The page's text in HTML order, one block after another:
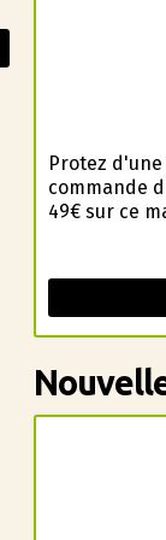
Profitez
commande
49€ sur ce